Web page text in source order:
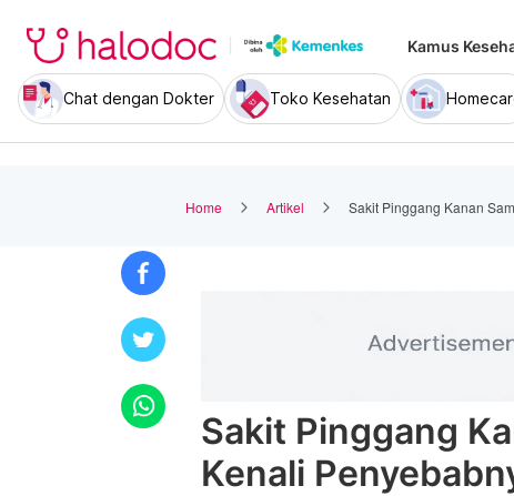
Kamus
Chat dengan Dokter Toko Kesehatan
Home Artikel Sakit Pinggang Kanan
Sakit Pinggang
Kenali